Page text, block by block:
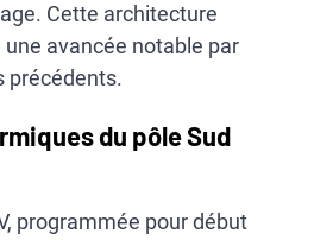
Cette architecture
avancée notable par
précédents.
du pôle Sud
programmée pour début